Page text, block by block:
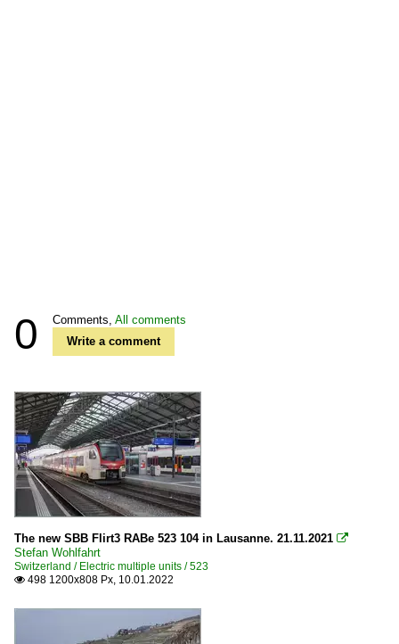
0 Comments, All comments
Write a comment
The new SBB Flirt3 RABe 523 104 in Lausanne. 21.11.2021 
Stefan Wohlfahrt
Switzerland / Electric multiple units / 523
 498 1200x808 Px, 10.01.2022